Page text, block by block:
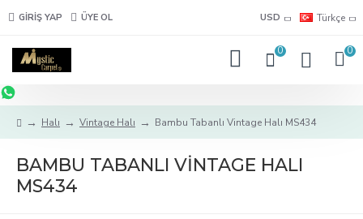
GIRIŞ YAP ÜYE OL USD Türkçe
0 0
Halı Vintage Halı Bambu Tabanlı Vintage Halı MS434
BAMBU TABANLI VINTAGE HALI
MS434